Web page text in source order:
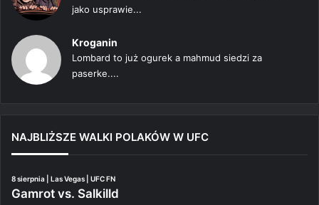
jako usprawie...
Kroganin
Lombard to już ogurek a mahmud siedzi za
paserke....
NAJBLIŻSZE WALKI POLAKÓW W UFC
8 sierpnia | Las Vegas | UFC FN
Gamrot vs. Salkilld